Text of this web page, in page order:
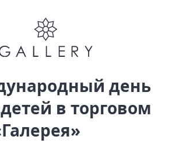
день
в торговом